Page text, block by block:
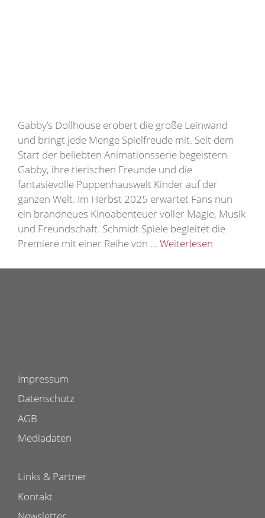
Gabby’s Dollhouse erobert die große Leinwand
und bringt jede Menge Spielfreude mit. Seit dem
Start der beliebten Animationsserie begeistern
Gabby, ihre tierischen Freunde und die
fantasievolle Puppenhauswelt Kinder auf der
ganzen Welt. Im Herbst 2025 erwartet Fans nun
ein brandneues Kinoabenteuer voller Magie, Musik
und Freundschaft. Schmidt Spiele begleitet die
Premiere mit einer Reihe von … Weiterlesen
Impressum
Datenschutz
AGB
Mediadaten
Links & Partner
Kontakt